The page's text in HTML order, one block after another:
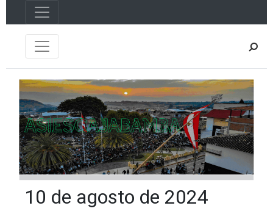
10 de agosto de 2024